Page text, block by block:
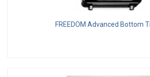
FREEDOM Advanced Bottom